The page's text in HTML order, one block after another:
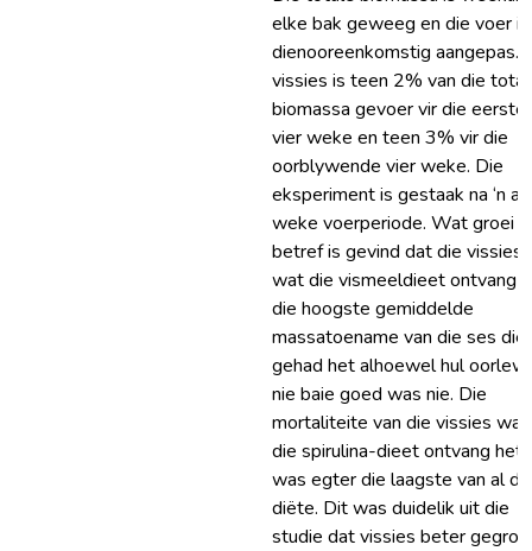
elke bak geweeg en die voer is
dienooreenkomstig aangepas.
vissies is teen 2% van die
biomassa gevoer vir die eerste
vier weke en teen 3% vir die
oorblywende vier weke. Die
eksperiment is gestaak na ‘n
weke voerperiode. Wat groei
betref is gevind dat die vissies
wat die vismeeldieet ontvang
die hoogste gemiddelde
massatoename van die ses
gehad het alhoewel hul
nie baie goed was nie. Die
mortaliteite van die vissies wat
die spirulina-dieet ontvang het
was egter die laagste van al
diëte. Dit was duidelik uit die
studie dat vissies beter gegroei